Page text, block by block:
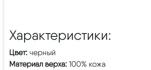
Характеристики:
Цвет: черный
Материал верха: 100% кожа